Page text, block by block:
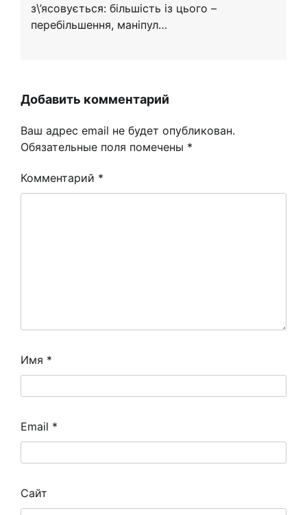
з\’ясовується: більшість із цього –
перебільшення, маніпул…
Добавить комментарий
Ваш адрес email не будет опубликован.
Обязательные поля помечены *
Комментарий *
Имя *
Email *
Сайт